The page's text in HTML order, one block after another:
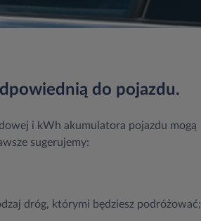
do pojazdu.
i kWh akumulatora pojazdu mogą
sugerujemy:
dróg, którymi będziesz podróżować;